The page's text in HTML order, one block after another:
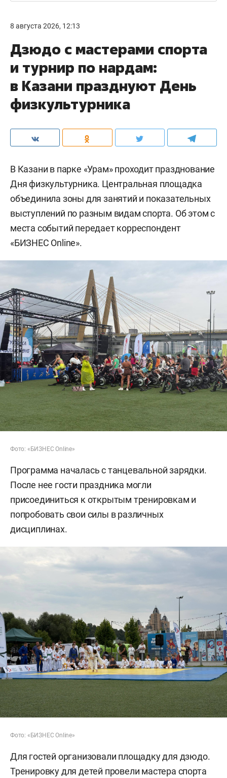
8 августа 2026, 12:13
Дзюдо с мастерами спорта
и турнир по нардам:
в Казани празднуют День
физкультурника
В Казани в парке «Урам» проходит празднование
Дня физкультурника. Центральная площадка
объединила зоны для занятий и показательных
выступлений по разным видам спорта. Об этом с
места событий передает корреспондент
«БИЗНЕС Online».
Фото: «БИЗНЕС Online»
Программа началась с танцевальной зарядки.
После нее гости праздника могли
присоединиться к открытым тренировкам и
попробовать свои силы в различных
дисциплинах.
Фото: «БИЗНЕС Online»
Для гостей организовали площадку для дзюдо.
Тренировку для детей провели мастера спорта